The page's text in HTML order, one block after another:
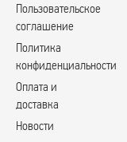
TGRACING
Trebl
Venti
Vianor
VISSOL
X-Race
XinFA
Пользовательское
соглашение
Политика
конфиденциальности
Оплата и
доставка
Новости